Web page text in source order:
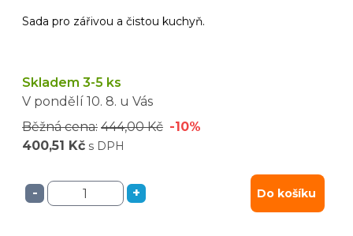
Sada pro zářivou a čistou kuchyň.
Skladem 3-5 ks
V pondělí 10. 8. u Vás
Běžná cena: 444,00 Kč -10%
400,51 Kč s DPH
- + Do košíku